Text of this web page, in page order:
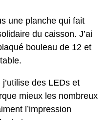
une planche qui fait
du caisson. J’ai
bouleau de 12 et
des LEDs et
mieux les nombreux
l’impression